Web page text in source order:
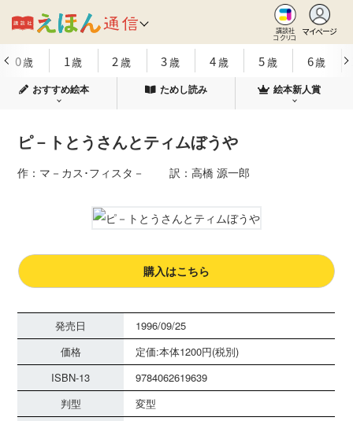
講談社
コクリコ
マイページ
0歳 1歳 2 歳 3歳 4歳 5歳 6歳
おすすめ絵本 ためし読み 絵本新人賞
ピ－トとうさんとティムぼうや
作：マ－カス･フィスタ－ 訳：高橋 源一郎
購入はこちら
発売日
1996/09/25
価格
定価:本体1200円(税別)
ISBN-13
9784062619639
判型
変型